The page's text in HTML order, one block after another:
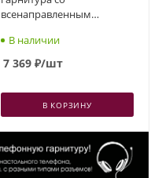
всенаправленным
разъем QD, два динамика
В наличии
7 369₽/шт
В КОРЗИНУ